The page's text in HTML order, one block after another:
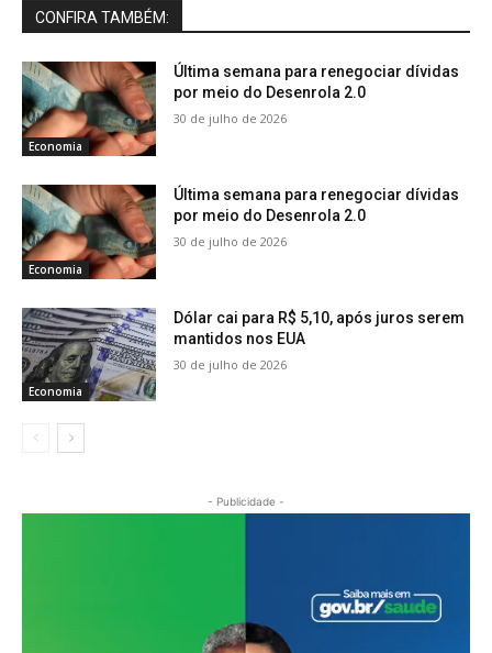
CONFIRA TAMBÉM:
Economia
Última semana para renegociar dívidas
por meio do Desenrola 2.0
30 de julho de 2026
Economia
Última semana para renegociar dívidas
por meio do Desenrola 2.0
30 de julho de 2026
Economia
Dólar cai para R$ 5,10, após juros serem
mantidos nos EUA
30 de julho de 2026
- Publicidade -